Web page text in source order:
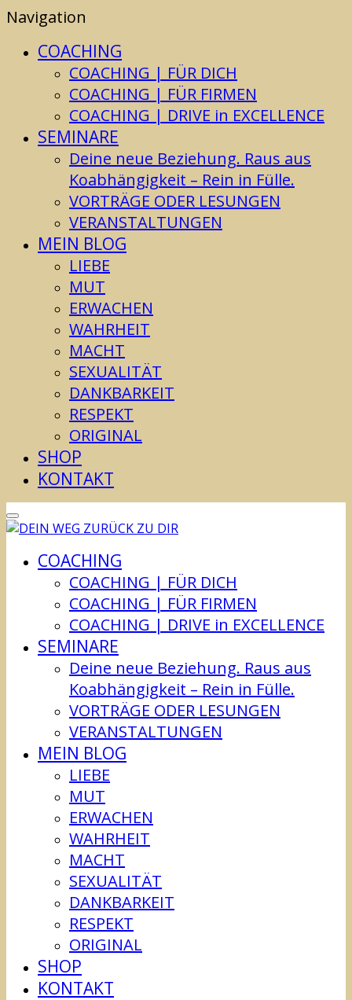
Navigation
COACHING
COACHING | FÜR DICH
COACHING | FÜR FIRMEN
COACHING | DRIVE in EXCELLENCE
SEMINARE
Deine neue Beziehung. Raus aus
Koabhängigkeit – Rein in Fülle.
VORTRÄGE ODER LESUNGEN
VERANSTALTUNGEN
MEIN BLOG
LIEBE
MUT
ERWACHEN
WAHRHEIT
MACHT
SEXUALITÄT
DANKBARKEIT
RESPEKT
ORIGINAL
SHOP
KONTAKT
COACHING
COACHING | FÜR DICH
COACHING | FÜR FIRMEN
COACHING | DRIVE in EXCELLENCE
SEMINARE
Deine neue Beziehung. Raus aus
Koabhängigkeit – Rein in Fülle.
VORTRÄGE ODER LESUNGEN
VERANSTALTUNGEN
MEIN BLOG
LIEBE
MUT
ERWACHEN
WAHRHEIT
MACHT
SEXUALITÄT
DANKBARKEIT
RESPEKT
ORIGINAL
SHOP
KONTAKT